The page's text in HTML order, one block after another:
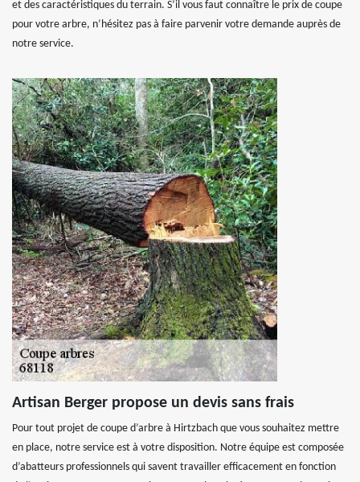
et des caractéristiques du terrain. S’il vous faut connaître le prix de coupe
pour votre arbre, n’hésitez pas à faire parvenir votre demande auprès de
notre service.
Artisan Berger propose un devis sans frais
Pour tout projet de coupe d’arbre à Hirtzbach que vous souhaitez mettre
en place, notre service est à votre disposition. Notre équipe est composée
d’abatteurs professionnels qui savent travailler efficacement en fonction